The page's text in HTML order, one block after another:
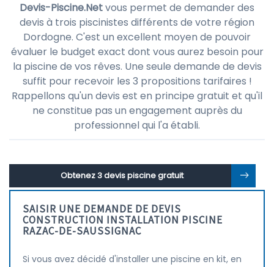
Devis-Piscine.Netvous permet de demander des
devis à trois piscinistes différents de votre région
Dordogne. C'est un excellent moyen de pouvoir
évaluer le budget exact dont vous aurez besoin pour
la piscine de vos rêves. Une seule demande de devis
suffit pour recevoir les 3 propositions tarifaires !
Rappellons qu'un devis est en principe gratuit et qu'il
ne constitue pas un engagement auprès du
professionnel qui l'a établi.
Obtenez 3 devis piscine gratuit
SAISIR UNE DEMANDE DE DEVIS
CONSTRUCTION INSTALLATION PISCINE
RAZAC-DE-SAUSSIGNAC
Si vous avez décidé d'installer une piscine en kit, en